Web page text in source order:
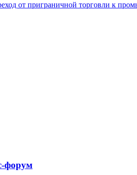
от приграничной торговли к
форум